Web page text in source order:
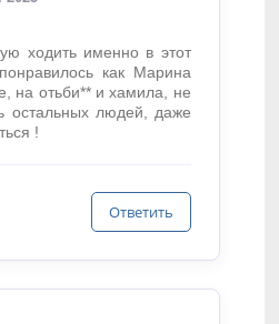
ходить именно в этот
как Марина
на отьби** и хамила, не
остальных людей, даже
!
Ответить